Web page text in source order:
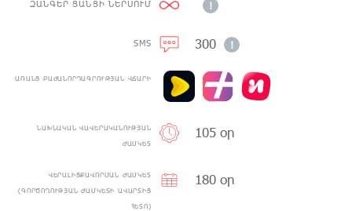
ԶԱՆԳԵՐ ՑԱՆՑԻ ՆԵՐՍՈՒՄ !
SMS 300 !
ԱՌԱՆՑ ԲԱԺԱՆՈՐԴԱԳՐՈՒԹՅԱՆ ՎՃԱՐԻ
ՆԱԽՆԱԿԱՆ ՎԱՎԵՐԱԿԱՆՈՒԹՅԱՆ
ԺԱՄԿԵՏ
105 օր
ՎԵՐԱԼԻՑՔԱՎՈՐՄԱՆ ԺԱՄԿԵՏ
(ԳՈՐԾՈՂՈՒԹՅԱՆ ԺԱՄԿԵՏԻ ԱՎԱՐՏԻՑ
ՀԵՏՈ)
180 օր